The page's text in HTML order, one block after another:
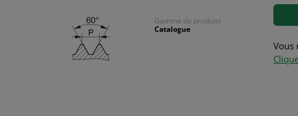
Gamme de produits
Catalogue
Vous